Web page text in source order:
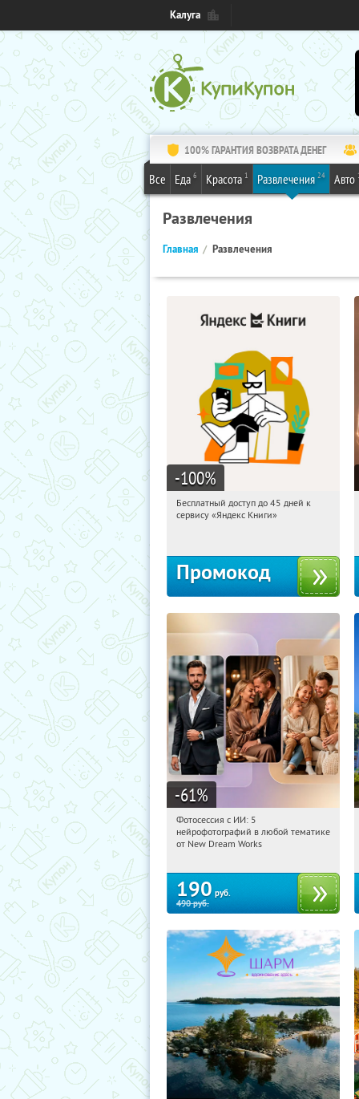
Калуга
100% ГАРАНТИЯ ВОЗВРАТА ДЕНЕГ
Все Еда 6 Красота 1 Развлечения 24 Авто
Развлечения
Главная Развлечения
-100%
02:12:29
Получи первым!
Бесплатный доступ до 45 дней к
сервису «Яндекс Книги»
Промокод
-61%
02:12:29
Россия
Фотосессия с ИИ: 5
нейрофотографий в любой тематике
от New Dream Works
190 руб.
490руб.